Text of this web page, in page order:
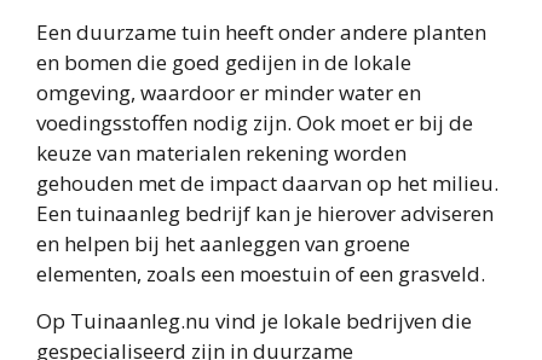
Een duurzame tuin heeft onder andere planten
en bomen die goed gedijen in de lokale
omgeving, waardoor er minder water en
voedingsstoffen nodig zijn. Ook moet er bij de
keuze van materialen rekening worden
gehouden met de impact daarvan op het milieu.
Een tuinaanleg bedrijf kan je hierover adviseren
en helpen bij het aanleggen van groene
elementen, zoals een moestuin of een grasveld.
Op Tuinaanleg.nu vind je lokale bedrijven die
gespecialiseerd zijn in duurzame